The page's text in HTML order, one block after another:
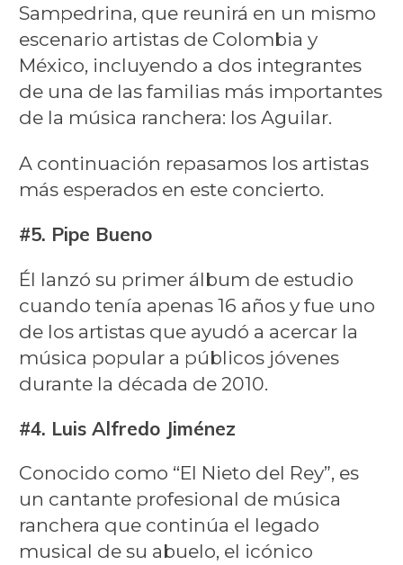
Sampedrina, que reunirá en un mismo
escenario artistas de Colombia y
México, incluyendo a dos integrantes
de una de las familias más importantes
de la música ranchera: los Aguilar.
A continuación repasamos los artistas
más esperados en este concierto.
#5. Pipe Bueno
Él lanzó su primer álbum de estudio
cuando tenía apenas 16 años y fue uno
de los artistas que ayudó a acercar la
música popular a públicos jóvenes
durante la década de 2010.
#4. Luis Alfredo Jiménez
Conocido como “El Nieto del Rey”, es
un cantante profesional de música
ranchera que continúa el legado
musical de su abuelo, el icónico